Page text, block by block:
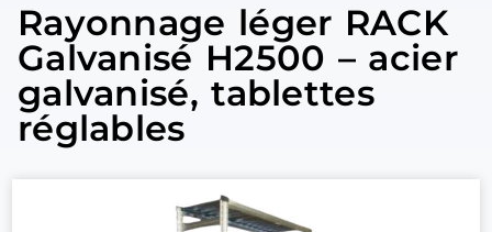
Rayonnage léger RACK
Galvanisé H2500 – acier
galvanisé, tablettes
réglables